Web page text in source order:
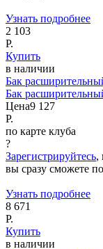
Узнать подробнее
2 103
Р.
Купить
в наличии
Бак
Бак
Цена9 127
Р.
по карте клуба
?
Зарегистрируйтесь,
вы сразу сможете
Узнать подробнее
8 671
Р.
Купить
в наличии